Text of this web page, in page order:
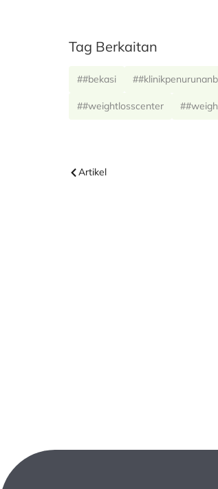
Tag Berkaitan
##bekasi
##weightlosscenter
Artikel